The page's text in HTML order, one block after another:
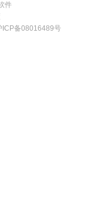
件
ICP备08016489号